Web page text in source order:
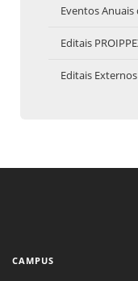
Eventos Anuais
Editais
Editais Externos
CAMPUS